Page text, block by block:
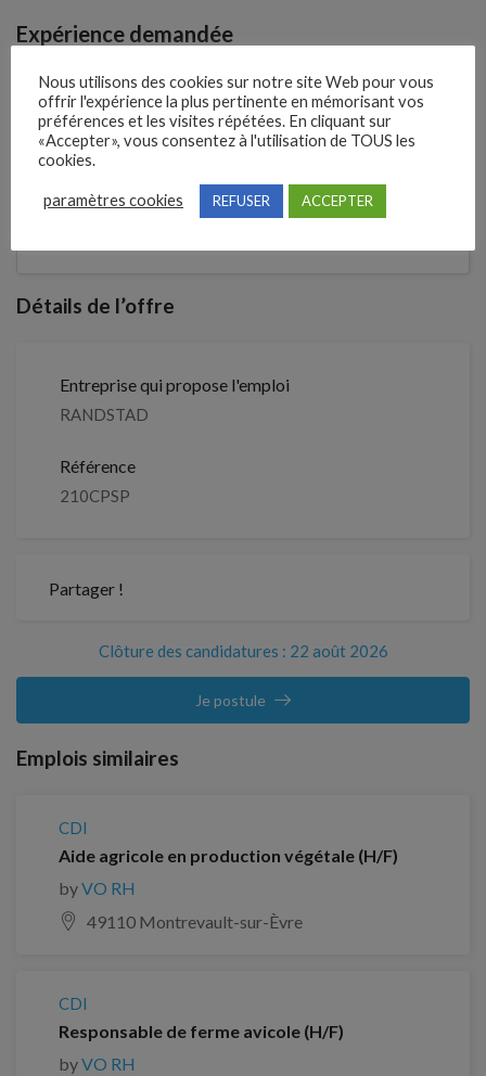
Expérience demandée
Débutant accepté
Il y a
Clôture des candidatures : 22 août
Détails de l’offre
Entreprise qui propose l'emploi
RANDSTAD
Référence
210CPSP
Partager !
Clôture des candidatures : 22 août 2026
Je postule
Emplois similaires
CDI
Aide agricole en production végétale (H/F)
byVO RH
49110 Montrevault-sur-Èvre
CDI
Responsable de ferme avicole (H/F)
byVO RH
Nous utilisons des cookies sur notre site Web pour vous
offrir l'expérience la plus pertinente en mémorisant vos
préférences et les visites répétées. En cliquant sur
«Accepter», vous consentez à l'utilisation de TOUS les
cookies.
paramètres cookies REFUSER ACCEPTER